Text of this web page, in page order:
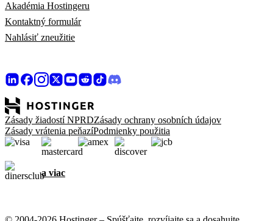
Akadémia Hostingeru
Kontaktný formulár
Nahlásiť zneužitie
Zásady žiadostí NPRDZásady ochrany osobních údajov
Zásady vrátenia peňazíPodmienky použitia
a viac